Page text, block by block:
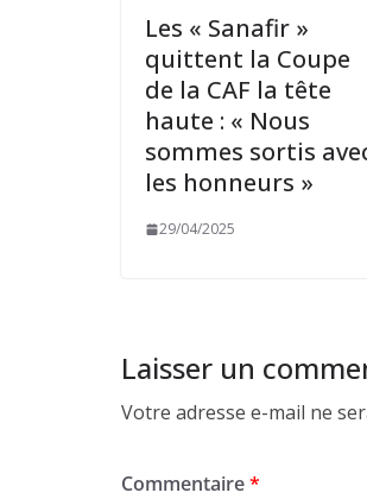
Les « Sanafir »
quittent la Coupe
de la CAF la tête
haute : « Nous
sommes sortis
les honneurs »
29/04/2025
Laisser un
Votre adresse e-mail ne
Commentaire*